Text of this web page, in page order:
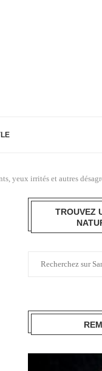
yeux irrités et autres
TROUVEZ